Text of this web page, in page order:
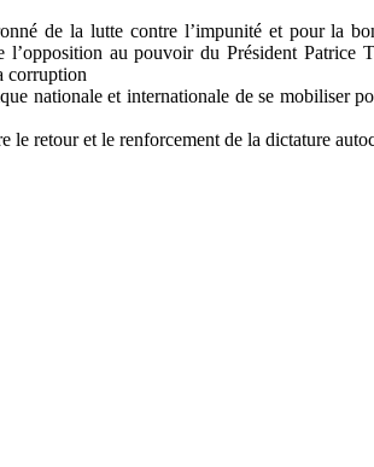
de la lutte contre l’impunité et pour la
au pouvoir du Président
corruption
nationale et internationale de se
le retour et le renforcement de la dictature